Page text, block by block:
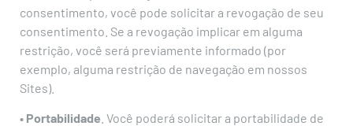
consentimento, você pode solicitar a revogação de seu
consentimento. Se a revogação implicar em alguma
restrição, você será previamente informado (por
exemplo, alguma restrição de navegação em nossos
Sites).
• Portabilidade . Você poderá solicitar a portabilidade de